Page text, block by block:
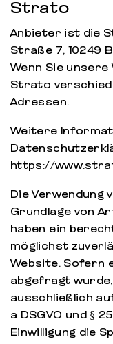
Strato
Anbieter ist die
Straße 7, 10249
Wenn Sie
Strato
Adressen.
Weitere
https://
Die
Grundlage von
haben ein
möglichst
Website. Sofern
abgefragt
ausschließlich
a DSGVO und §
Einwilligung die